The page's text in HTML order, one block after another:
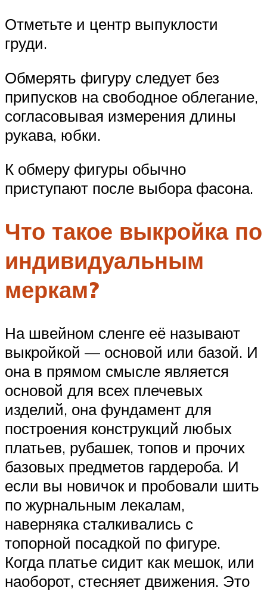
Отметьте и центр выпуклости
груди.
Обмерять фигуру следует без
припусков на свободное облегание,
согласовывая измерения длины
рукава, юбки.
К обмеру фигуры обычно
приступают после выбора фасона.
Что такое выкройка по
индивидуальным
меркам?
На швейном сленге её называют
выкройкой — основой или базой. И
она в прямом смысле является
основой для всех плечевых
изделий, она фундамент для
построения конструкций любых
платьев, рубашек, топов и прочих
базовых предметов гардероба. И
если вы новичок и пробовали шить
по журнальным лекалам,
наверняка сталкивались с
топорной посадкой по фигуре.
Когда платье сидит как мешок, или
наоборот, стесняет движения. Это